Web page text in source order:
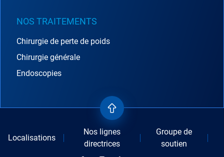
NOS TRAITEMENTS
Chirurgie de perte de poids
Chirurgie générale
Endoscopies
Localisations
Nos lignes
directrices
Groupe de
soutien